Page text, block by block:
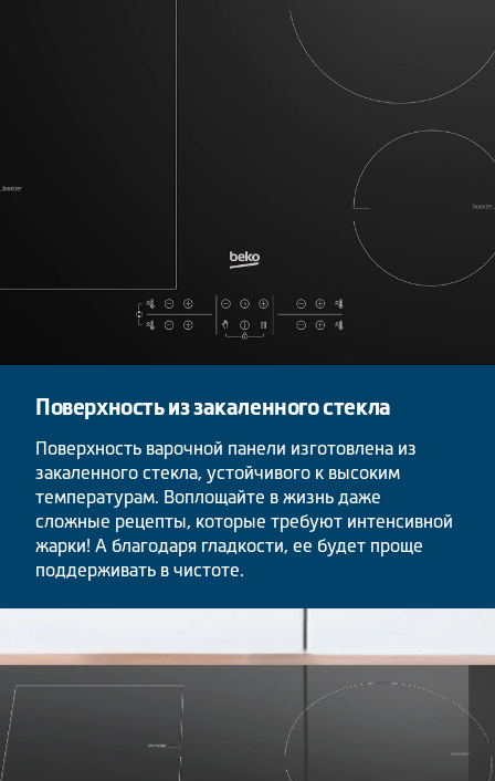
Поверхность из закаленного стекла
Поверхность варочной панели изготовлена из
закаленного стекла, устойчивого к высоким
температурам. Воплощайте в жизнь даже
сложные рецепты, которые требуют интенсивной
жарки! А благодаря гладкости, ее будет проще
поддерживать в чистоте.